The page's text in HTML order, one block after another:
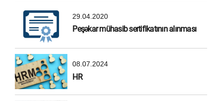
29.04.2020
Peşəkar mühasib sertifikatının alınması
08.07.2024
HR